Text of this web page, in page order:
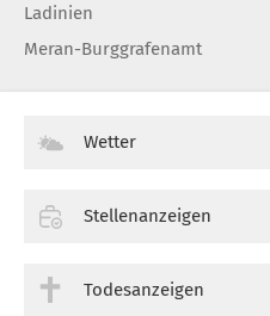
Ladinien
Meran-Burggrafenamt
Wetter
Stellenanzeigen
Todesanzeigen